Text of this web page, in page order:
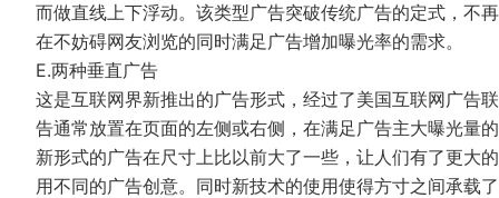
而做直线上下浮动。该类型广告突破传统广告的定式，不
在不妨碍网友浏览的同时满足广告增加曝光率的需求。
E.两种垂直广告
这是互联网界新推出的广告形式，经过了美国互联网广告
告通常放置在页面的左侧或右侧，在满足广告主大曝光量
新形式的广告在尺寸上比以前大了一些，让人们有了更大
用不同的广告创意。同时新技术的使用使得方寸之间承载